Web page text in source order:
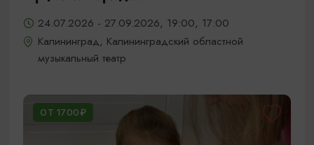
24.07.2026 - 27.09.2026, 19:00, 17:00
Калининград, Калининградский областной
музыкальный театр
ОТ 1700₽